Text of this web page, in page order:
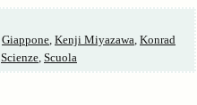
Giappone, Kenji Miyazawa, Konrad
Scienze, Scuola